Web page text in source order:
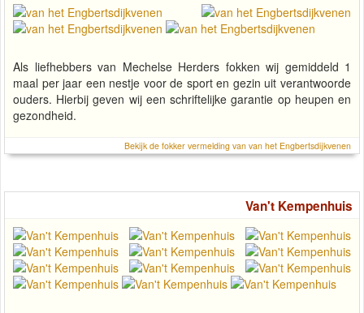
Als liefhebbers van Mechelse Herders fokken wij gemiddeld 1
maal per jaar een nestje voor de sport en gezin uit verantwoorde
ouders. Hierbij geven wij een schriftelijke garantie op heupen en
gezondheid.
Bekijk de fokker vermelding van van het Engbertsdijkvenen
Van't Kempenhuis